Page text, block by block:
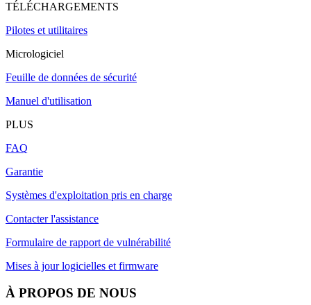
TÉLÉCHARGEMENTS
Pilotes et utilitaires
Micrologiciel
Feuille de données de sécurité
Manuel d'utilisation
PLUS
FAQ
Garantie
Systèmes d'exploitation pris en charge
Contacter l'assistance
Formulaire de rapport de vulnérabilité
Mises à jour logicielles et firmware
À PROPOS DE NOUS